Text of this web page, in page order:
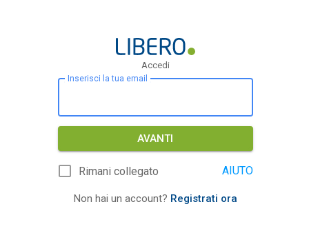
Accedi
Inserisci la tua email
AVANTI
Rimani collegato AIUTO
Non hai un account? Registrati ora